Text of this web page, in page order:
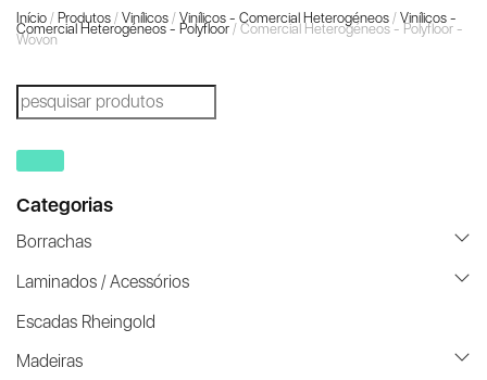
Início / Produtos / Vinílicos / Vinílicos - Comercial Heterogéneos / Vinílicos -
Comercial Heterogéneos - Polyfloor / Comercial Heterogéneos - Polyfloor -
Wovon
Products
search
Categorias
Borrachas
Laminados / Acessórios
Escadas Rheingold
Madeiras